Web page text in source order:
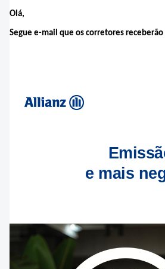
Olá,
Segue e-mail que os corretores receberão
e mais